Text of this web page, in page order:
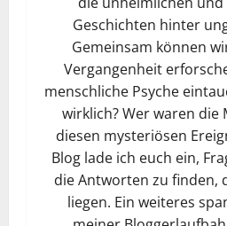
Geschichten hinter
Gemeinsam können
Vergangenheit
menschliche Psyche
wirklich? Wer waren die
diesen mysteriösen
Blog lade ich euch ein,
die Antworten zu finden,
liegen. Ein weiteres